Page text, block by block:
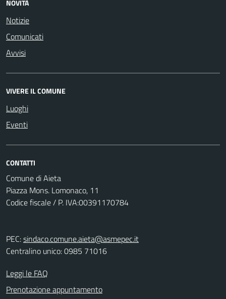
NOVITÀ
Notizie
Comunicati
Avvisi
VIVERE IL COMUNE
Luoghi
Eventi
CONTATTI
Comune di Aieta
Piazza Mons. Lomonaco, 11
Codice fiscale / P. IVA:00391170784
PEC:sindaco.comune.aieta@asmepec.it
Centralino unico: 0985 71016
Leggi le FAQ
Prenotazione appuntamento